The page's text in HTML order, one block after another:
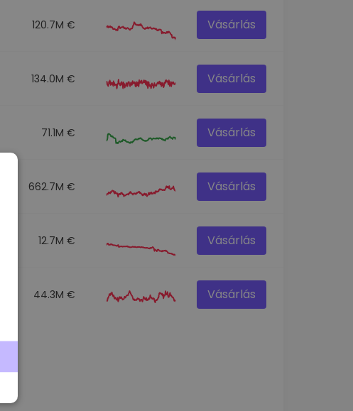
120.7M € Vásárlás
134.0M € Vásárlás
71.1M € Vásárlás
662.7M € Vásárlás
12.7M € Vásárlás
44.3M € Vásárlás